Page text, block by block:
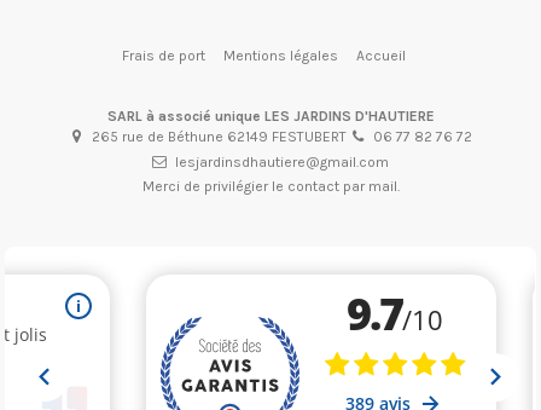
Frais de port Mentions légales Accueil
SARL à associé unique LES JARDINS D'HAUTIERE
265 rue de Béthune 62149 FESTUBERT
06 77 82 76 72
lesjardinsdhautiere@gmail.com
Merci de privilégier le contact par mail.